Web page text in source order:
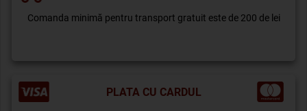
Comanda minimă pentru transport gratuit este de 200 de lei
PLATA CU CARDUL